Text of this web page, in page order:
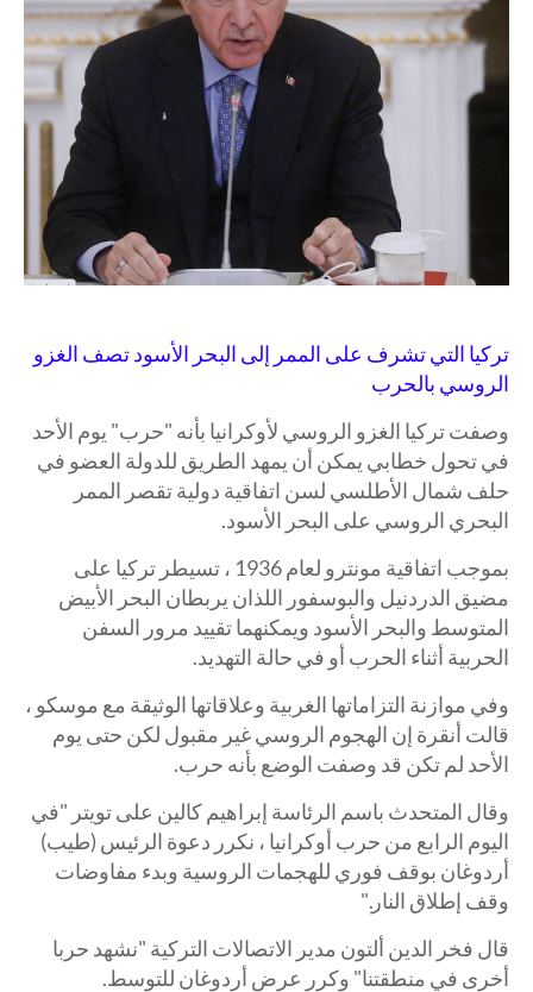
تركيا التي تشرف على الممر إلى البحر الأسود تصف الغزو
الروسي بالحرب
وصفت تركيا الغزو الروسي لأوكرانيا بأنه "حرب" يوم الأحد
في تحول خطابي يمكن أن يمهد الطريق للدولة العضو في
حلف شمال الأطلسي لسن اتفاقية دولية تقصر الممر
البحري الروسي على البحر الأسود.
بموجب اتفاقية مونترو لعام 1936 ، تسيطر تركيا على
مضيق الدردنيل والبوسفور اللذان يربطان البحر الأبيض
المتوسط ​​والبحر الأسود ويمكنهما تقييد مرور السفن
الحربية أثناء الحرب أو في حالة التهديد.
وفي موازنة التزاماتها الغربية وعلاقاتها الوثيقة مع موسكو ،
قالت أنقرة إن الهجوم الروسي غير مقبول لكن حتى يوم
الأحد لم تكن قد وصفت الوضع بأنه حرب.
وقال المتحدث باسم الرئاسة إبراهيم كالين على تويتر "في
اليوم الرابع من حرب أوكرانيا ، نكرر دعوة الرئيس (طيب)
أردوغان بوقف فوري للهجمات الروسية وبدء مفاوضات
وقف إطلاق النار."
قال فخر الدين ألتون مدير الاتصالات التركية "نشهد حربا
أخرى في منطقتنا" وكرر عرض أردوغان للتوسط.